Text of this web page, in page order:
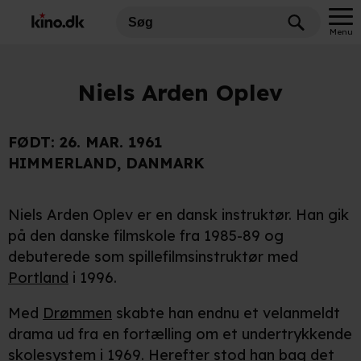
Menu
Niels Arden Oplev
FØDT: 26. MAR. 1961
HIMMERLAND, DANMARK
Niels Arden Oplev er en dansk instruktør. Han gik
på den danske filmskole fra 1985-89 og
debuterede som spillefilmsinstruktør med
Portland i 1996.
Med Drømmen skabte han endnu et velanmeldt
drama ud fra en fortælling om et undertrykkende
skolesystem i 1969. Herefter stod han bag det